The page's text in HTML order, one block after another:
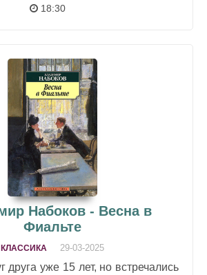
18:30
Набоков - Весна в
Фиальте
КЛАССИКА 29-03-2025
друга уже 15 лет, но встречались